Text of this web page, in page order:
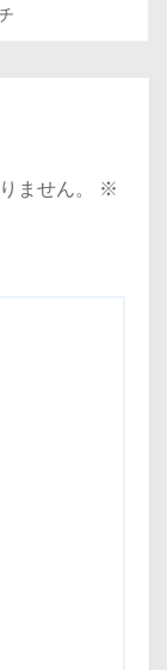
ません。
※